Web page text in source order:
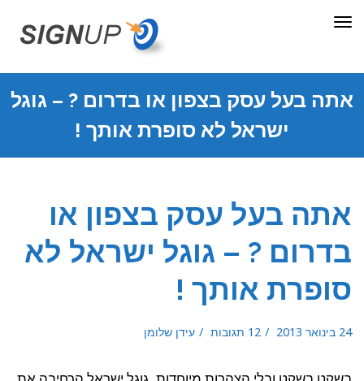
תפריט
אתה בעל עסק בצפון או בדרום ? – גוגל
ישראל לא סופרת אותך !
אתה בעל עסק בצפון או
בדרום ? – גוגל ישראל לא
סופרת אותך !
24 בינואר 2013 12 תגובות עידן שלומן